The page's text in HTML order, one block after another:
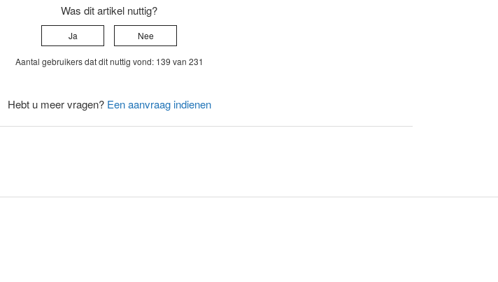
Was dit artikel nuttig?
Ja Nee
Aantal gebruikers dat dit nuttig vond: 139 van 231
Hebt u meer vragen? Een aanvraag indienen